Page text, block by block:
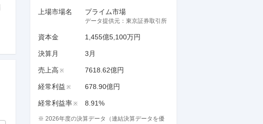
上場市場名 プライム市場
データ提供元： 東京証券取引所
資本金 1,455億5,100万円
決算月 3月
売上高 ※ 7618.62億円
経常利益 ※ 678.90億円
経常利益率※ 8.91%
※ 2026年度の決算データ（連結決算データを優